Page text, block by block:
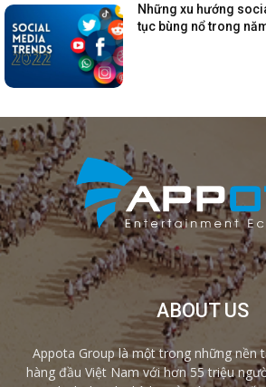
Những xu hướng
tục bùng nổ trong
ABOUT US
Appota Group là một trong những nền
hàng đầu Việt Nam với hơn 55 triệu